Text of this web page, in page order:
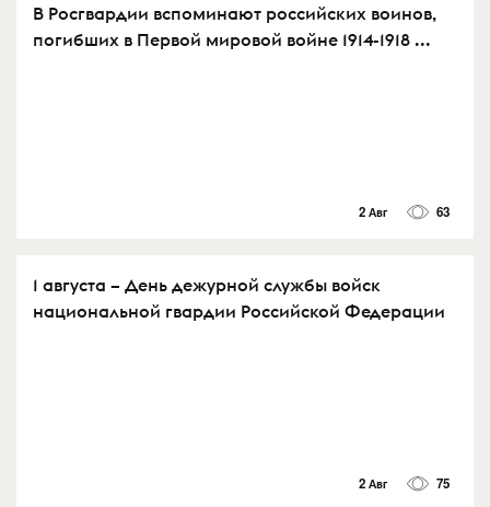
В Росгвардии вспоминают российских воинов,
погибших в Первой мировой войне 1914-1918 ...
2 Авг 63
1 августа – День дежурной службы войск
национальной гвардии Российской Федерации
2 Авг 75